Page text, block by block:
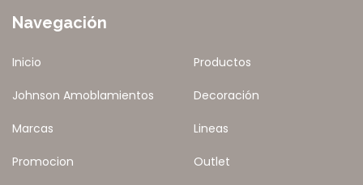
Navegación
Inicio Productos
Johnson Amoblamientos Decoración
Marcas Lineas
Promocion Outlet